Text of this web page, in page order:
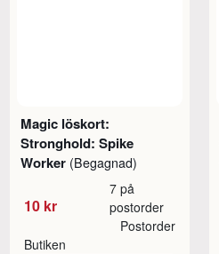
Magic löskort:
Stronghold: Spike
Worker (Begagnad)
10 kr
7 på
postorder
Butiken
Postorder